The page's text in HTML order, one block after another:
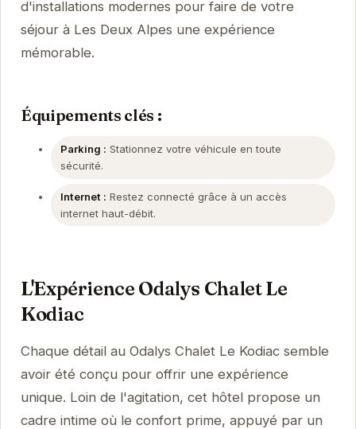
d'installations modernes pour faire de votre
séjour à Les Deux Alpes une expérience
mémorable.
Équipements clés :
Parking : Stationnez votre véhicule en toute
sécurité.
Internet : Restez connecté grâce à un accès
internet haut-débit.
L'Expérience Odalys Chalet Le
Kodiac
Chaque détail au Odalys Chalet Le Kodiac semble
avoir été conçu pour offrir une expérience
unique. Loin de l'agitation, cet hôtel propose un
cadre intime où le confort prime, appuyé par un